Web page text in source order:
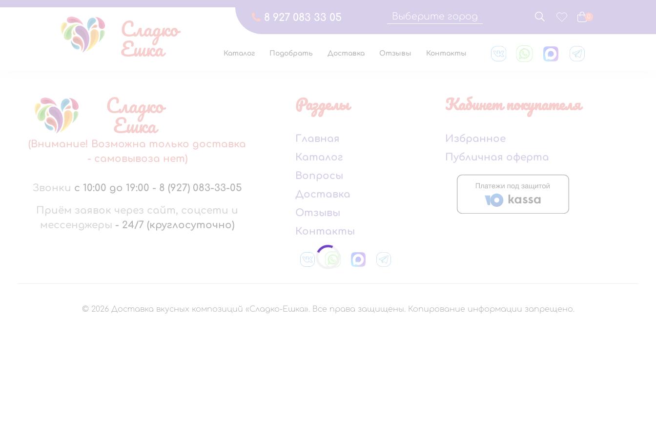
8 927 083 33 05 Выберите город 0
Сладко
Ешка Каталог Подобрать Доставка Отзывы Контакты
Сладко
Ешка
(Внимание! Возможна только доставка
- самовывоза нет)
Звонки с 10:00 до 19:00 - 8 (927) 083-33-05
Приём заявок через сайт, соцсети и
мессенджеры - 24/7 (круглосуточно)
Разделы
Главная
Каталог
Вопросы
Доставка
Отзывы
Контакты
Кабинет покупателя
Избранное
Публичная оферта
© 2026Доставка вкусных композиций «Сладко-Ешка». Все права защищены. Копирование информации запрещено.